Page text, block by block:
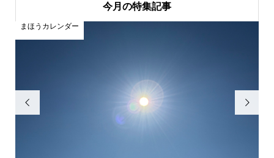
今月の特集記事

まほうカレンダー
